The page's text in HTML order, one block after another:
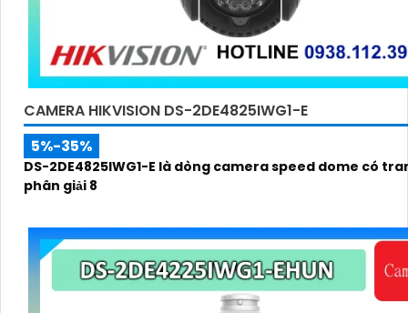
CAMERA HIKVISION DS-2DE4825IWG1-E
5%-35%
DS-2DE4825IWG1-E là dòng camera speed dome có
phân giải 8